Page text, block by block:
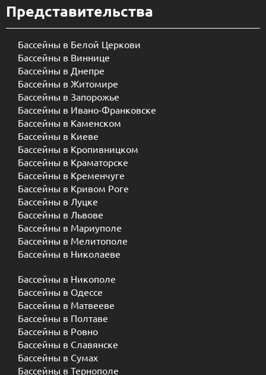
Представительства
Бассейны в Белой Церкови
Бассейны в Виннице
Бассейны в Днепре
Бассейны в Житомире
Бассейны в Запорожье
Бассейны в Ивано-Франковске
Бассейны в Каменском
Бассейны в Киеве
Бассейны в Кропивницком
Бассейны в Краматорске
Бассейны в Кременчуге
Бассейны в Кривом Роге
Бассейны в Луцке
Бассейны в Львове
Бассейны в Мариуполе
Бассейны в Мелитополе
Бассейны в Николаеве
Бассейны в Никополе
Бассейны в Одессе
Бассейны в Матвееве
Бассейны в Полтаве
Бассейны в Ровно
Бассейны в Славянске
Бассейны в Сумах
Бассейны в Тернополе